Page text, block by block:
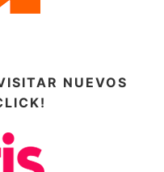
NUEVOS